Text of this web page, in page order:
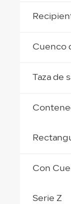
Cuenco
Taza de
Con
Serie Z